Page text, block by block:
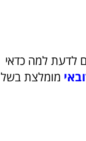
לדעת למה כדאי
מומלצת בשל